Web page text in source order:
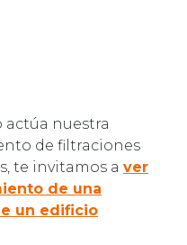
actúa nuestra
de filtraciones
te invitamos a ver
de una
un edificio